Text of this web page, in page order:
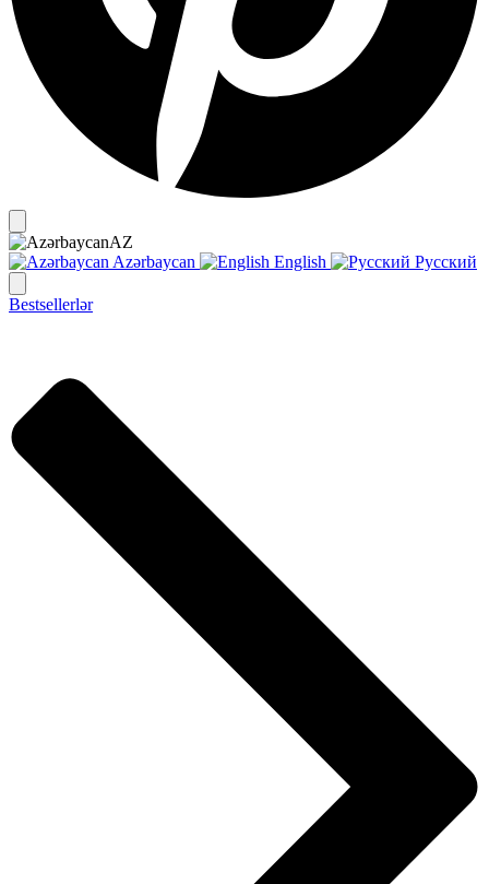
AZ
Azərbaycan
English Русский
Bestsellerlər